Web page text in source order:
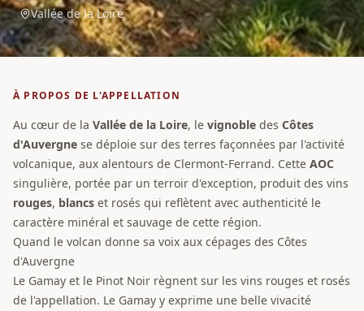
Vallée de la Loire
À PROPOS DE L'APPELLATION
Au cœur de la Vallée de la Loire, le vignoble des Côtes
d'Auvergne se déploie sur des terres façonnées par l'activité
volcanique, aux alentours de Clermont-Ferrand. Cette AOC
singulière, portée par un terroir d'exception, produit des vins
rouges, blancs et rosés qui reflètent avec authenticité le
caractère minéral et sauvage de cette région.
Quand le volcan donne sa voix aux cépages des Côtes
d'Auvergne
Le Gamay et le Pinot Noir règnent sur les vins rouges et rosés
de l'appellation. Le Gamay y exprime une belle vivacité